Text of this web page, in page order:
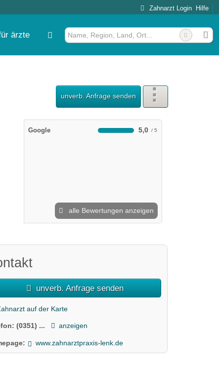
Zahnarzt Login Hilfe
ärzte
unverb. Anfrage senden
Google 5,0
alle Bewertungen anzeigen
unverb. Anfrage senden
auf der Karte
(0351) ... anzeigen
www.zahnarztpraxis-lenk.de